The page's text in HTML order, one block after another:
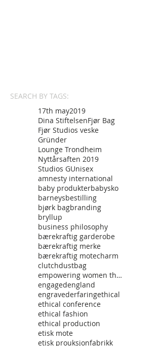
SEARCH BY TAGS:
17th may2019
Dina StiftelsenFjør Bag
Fjør Studios veske
Gründer
Lounge Trondheim
Nyttårsaften 2019
Studios GUnisex
amnesty international
baby produkterbabysko
barneysbestilling
bjørk bagbranding
bryllup
business philosophy
bærekraftig garderobe
bærekraftig merke
bærekraftig motecharm
clutchdustbag
empowering women through fashon
engagedengland
engravederfaringethical
ethical conference
ethical fashion
ethical production
etisk mote
etisk prouksjonfabrikk